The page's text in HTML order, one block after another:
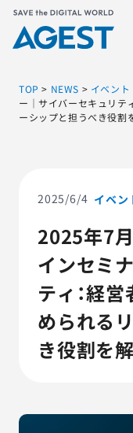
脆弱性リスク管理ツー
TFACT (AIテストツ
ニュース
AGESTの強み
TOP > NEWS > イベント
ー｜サイバーセキュリテ
ーシップと担うべき役割
2025/6/4 イベン
2025年7
インセミ
ティ：経
められる
き役割を